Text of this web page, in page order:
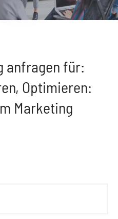
anfragen für:
Optimieren:
Marketing